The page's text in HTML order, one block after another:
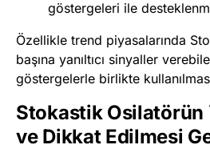
göstergeleri ile
Özellikle trend piyasalarında
başına yanıltıcı sinyaller
göstergelerle birlikte
Stokastik Osilatörün
ve Dikkat Edilmesi